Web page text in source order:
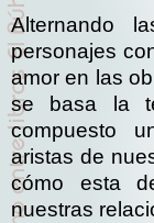
Alternando
personajes
amor en las
se basa la
compuesto
aristas de
cómo esta
nuestras